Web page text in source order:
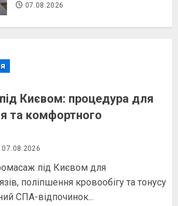
07.08.2026
Києвом: процедура для
та комфортного
07.08.2026
під Києвом для
поліпшення кровообігу та тонусу
СПА-відпочинок...